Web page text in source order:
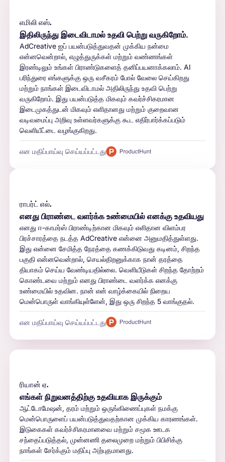
எமிலி எஸ்.
இதிலிருந்து இடைவிடாமல் உதவி பெற்று வருகிறோம்.
AdCreative ஐப் பயன்படுத்துவதன் முக்கிய நன்மை
என்னவென்றால், எழுத்துருக்கள் மற்றும் வண்ணங்கள்
இரண்டிலும் உங்கள் பிராண்டுகளைத் தனிப்பயனாக்கலாம். AI
பரிந்துரை எங்களுக்கு ஒரு வசீகரம் போல் வேலை செய்கிறது
மற்றும் நாங்கள் இடைவிடாமல் அதிலிருந்து உதவி பெற்று
வருகிறோம். இது பயன்படுத்த மிகவும் கவர்ச்சிகரமான
இடைமுகத்துடன் மிகவும் எளிதானது மற்றும் குறைவான
வடிவமைப்பு அறிவு உள்ளவர்களுக்கு கூட எதிர்பார்க்கப்படும்
வெளியீட்டை வழங்குகிறது.
என மதிப்பாய்வு செய்யப்பட்டது
ராபர்ட் எல்.
எனது பிராண்டை வளர்க்க உண்மையில் எனக்கு உதவியது
எனது ஈ-காமர்ஸ் பிராண்டிற்கான மிகவும் எளிதான விளம்பர
பிரச்சாரத்தை நடத்த AdCreative என்னை அனுமதித்துள்ளது.
இது என்னை சேமித்த நேரத்தை கணக்கிடுவது கடினம், சிறந்த
பகுதி என்னவென்றால், செயல்திறனுக்காக நான் தரத்தை
தியாகம் செய்ய வேண்டியதில்லை. வெளியீடுகள் சிறந்த தோற்றம்
கொண்டவை மற்றும் எனது பிராண்டை வளர்க்க எனக்கு
உண்மையில் உதவின. நான் என் வாழ்க்கையில் நிறைய
மென்பொருள் வாங்கியுள்ளேன், இது ஒரு சிறந்த 5 வாங்குதல்.
என மதிப்பாய்வு செய்யப்பட்டது
ரியான் ஏ.
எங்கள் நிறுவனத்திற்கு உதவியாக இருக்கும்
ஆட்டோமேஷன், தரம் மற்றும் ஒருங்கிணைப்புகள் நமக்கு
மென்பொருளைப் பயன்படுத்துவதற்கான முக்கிய காரணங்கள்.
இடுகைகள் கவர்ச்சிகரமானவை மற்றும் சமூக ஊடக
சந்தைப்படுத்தல், முன்னணி தலைமுறை மற்றும் பிபிசிக்கு
நாங்கள் சேர்க்கும் மதிப்பு அற்புதமானது.